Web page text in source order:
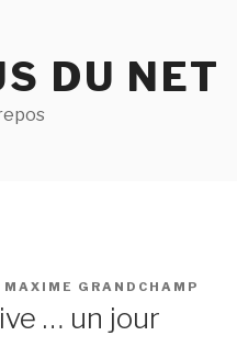
DU NET
MAXIME GRANDCHAMP
… un jour